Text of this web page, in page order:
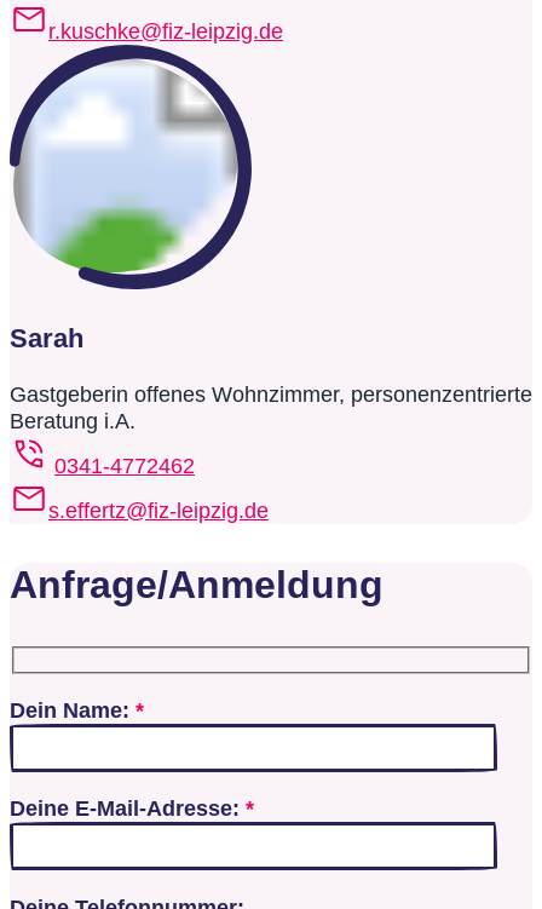
r.kuschke@fiz-leipzig.de
Sarah
Gastgeberin offenes Wohnzimmer, personenzentrierte
Beratung i.A.
0341-4772462
s.effertz@fiz-leipzig.de
Anfrage/Anmeldung
Dein Name: *
Deine E-Mail-Adresse: *